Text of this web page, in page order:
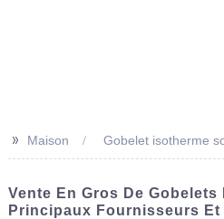
>> Maison Gobelet isotherme
Vente En Gros De
Principaux Fournisseurs Et